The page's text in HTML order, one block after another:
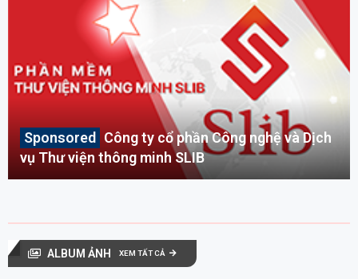
Công ty cổ phần Công nghệ và Dịch
vụ Thư viện thông minh SLIB
ALBUM ẢNH XEM TẤT CẢ